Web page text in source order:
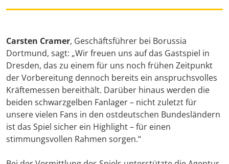
Carsten Cramer, Geschäftsführer bei Borussia
Dortmund, sagt: „Wir freuen uns auf das Gastspiel in
Dresden, das zu einem für uns noch frühen Zeitpunkt
der Vorbereitung dennoch bereits ein anspruchsvolles
Kräftemessen bereithält. Darüber hinaus werden die
beiden schwarzgelben Fanlager – nicht zuletzt für
unsere vielen Fans in den ostdeutschen Bundesländern
ist das Spiel sicher ein Highlight – für einen
stimmungsvollen Rahmen sorgen.“